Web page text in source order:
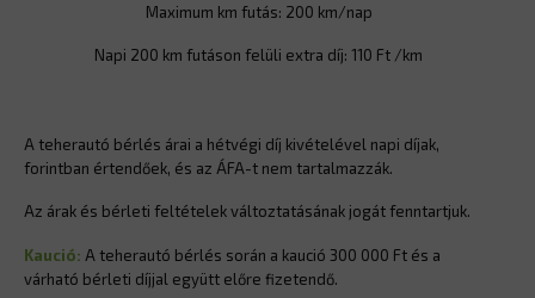
Maximum km futás: 200 km/nap
Napi 200 km futáson felüli extra díj: 110 Ft /km
A teherautó bérlés árai a hétvégi díj kivételével napi díjak,
forintban értendőek, és az ÁFA-t nem tartalmazzák.
Az árak és bérleti feltételek változtatásának jogát fenntartjuk.
Kaució: A teherautó bérlés során a kaució 300 000 Ft és a
várható bérleti díjjal együtt előre fizetendő.